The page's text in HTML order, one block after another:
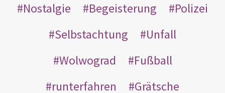
Nostalgie
Begeisterung
Polizei
Selbstachtung
Unfall
Wolwograd
Fußball
runterfahren
Grätsche